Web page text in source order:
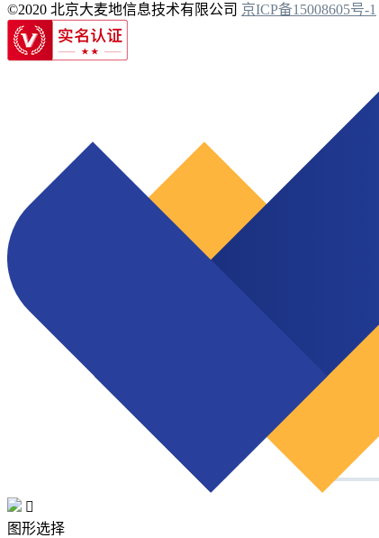
©2020 北京大麦地信息技术有限公司 京ICP备15008605号-1

图形选择